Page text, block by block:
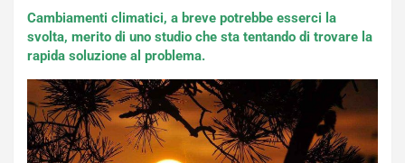
Cambiamenti climatici, a breve potrebbe esserci la
svolta, merito di uno studio che sta tentando di trovare la
rapida soluzione al problema.